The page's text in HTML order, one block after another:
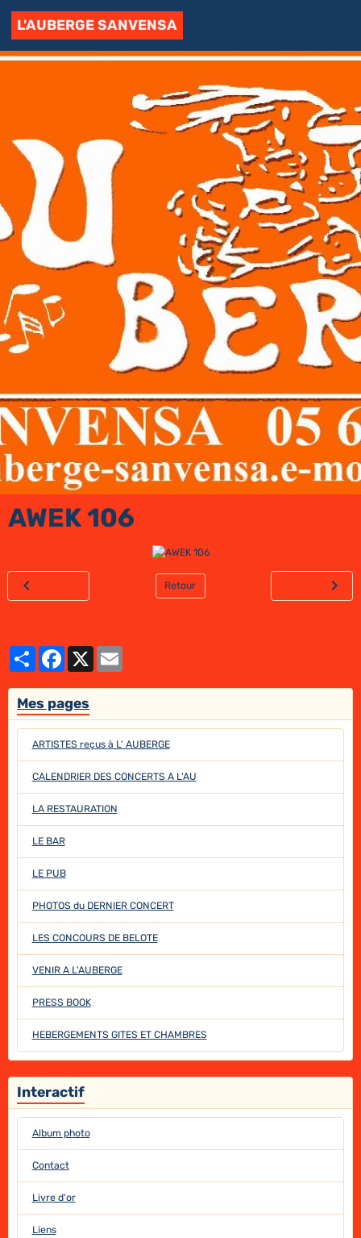
L'AUBERGE SANVENSA
AWEK 106
Retour
PartagerFacebook
X
Mes pages
ARTISTES reçus à L' AUBERGE
CALENDRIER DES CONCERTS A L'AU
LA RESTAURATION
LE BAR
LE PUB
PHOTOS du DERNIER CONCERT
LES CONCOURS DE BELOTE
VENIR A L'AUBERGE
PRESS BOOK
HEBERGEMENTS GITES ET CHAMBRES
Interactif
Album photo
Contact
Livre d'or
Liens